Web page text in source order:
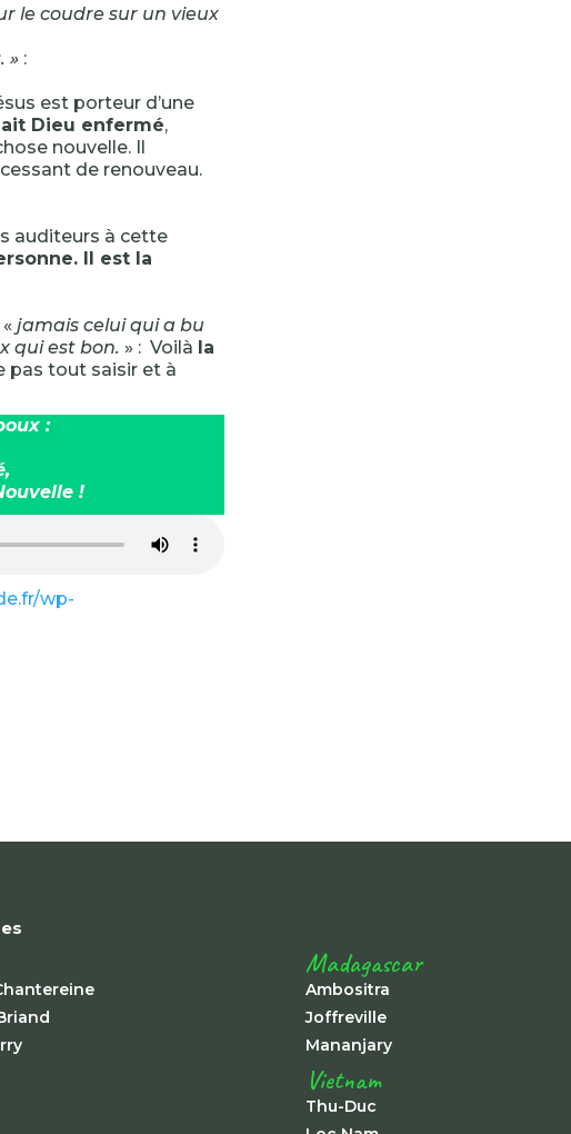
le coudre sur un vieux
» :
est porteur d’une
Dieu enfermé,
nouvelle. Il
de renouveau.
auditeurs à cette
Il est la
jamais celui qui a bu
qui est bon. » : Voilà la
pas tout saisir et à
:
!
wp-
Madagascar
Ambositra
Joffreville
Mananjary
Vietnam
Thu-Duc